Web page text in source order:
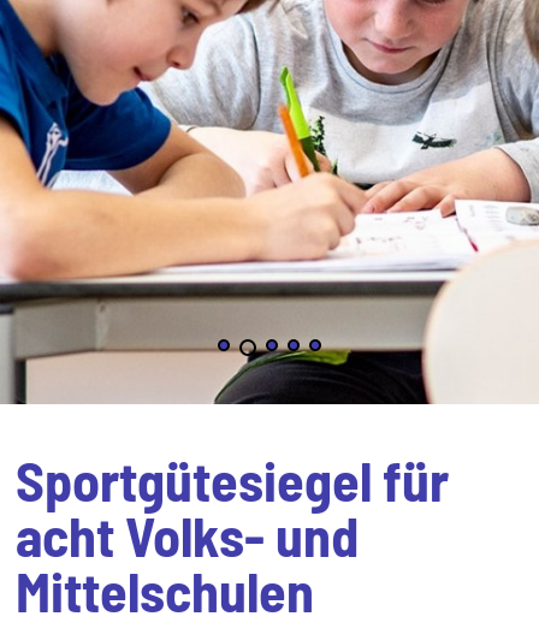
Sportgütesiegel für
acht Volks- und
Mittelschulen